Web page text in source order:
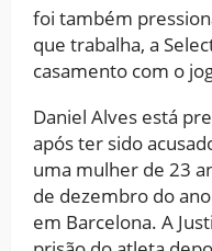
foi também
que trabalha, a
casamento com o
Daniel Alves está
após ter sido
uma mulher de 23
de dezembro do
em Barcelona. A